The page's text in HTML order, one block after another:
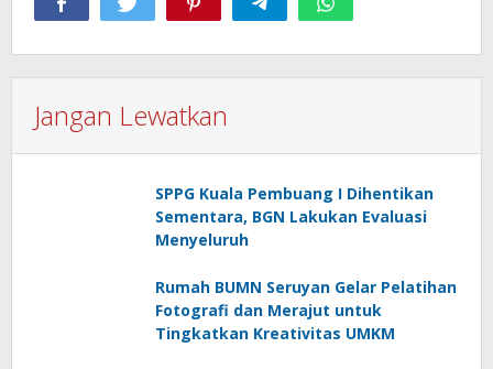
Jangan Lewatkan
SPPG Kuala Pembuang I Dihentikan
Sementara, BGN Lakukan Evaluasi
Menyeluruh
Rumah BUMN Seruyan Gelar Pelatihan
Fotografi dan Merajut untuk
Tingkatkan Kreativitas UMKM